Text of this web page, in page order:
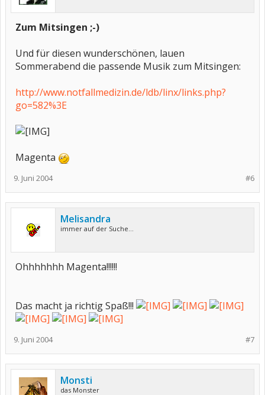
Zum Mitsingen ;-)
Und für diesen wunderschönen, lauen
Sommerabend die passende Musik zum Mitsingen:
http://www.notfallmedizin.de/ldb/linx/links.php?
go=582%3E
Magenta
#6
9. Juni 2004
Melisandra
immer auf der Suche...
Ohhhhhhh Magenta!!!!!!
Das macht ja richtig Spaß!!!
#7
9. Juni 2004
Monsti
das Monster